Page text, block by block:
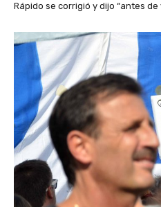
Rápido se corrigió y dijo “antes de